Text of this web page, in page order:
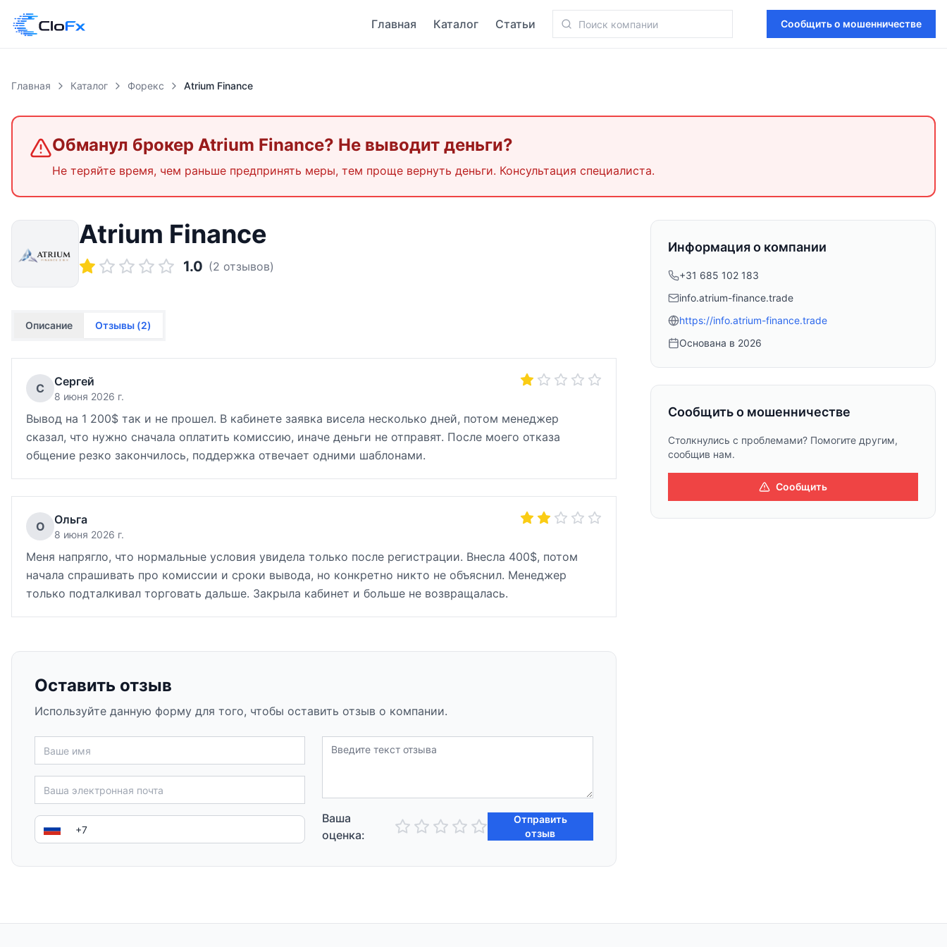
Главная Каталог Статьи Сообщить о мошенничестве
Главная Каталог Форекс Atrium Finance
Обманул брокер Atrium Finance? Не выводит деньги?
Не теряйте время, чем раньше предпринять меры, тем проще вернуть деньги. Консультация специалиста.
Atrium Finance
1.0 (2 отзывов)
Описание Отзывы (2)
С Сергей
8 июня 2026 г.
Вывод на 1 200$ так и не прошел. В кабинете заявка висела несколько дней, потом менеджер
сказал, что нужно сначала оплатить комиссию, иначе деньги не отправят. После моего отказа
общение резко закончилось, поддержка отвечает одними шаблонами.
О Ольга
8 июня 2026 г.
Меня напрягло, что нормальные условия увидела только после регистрации. Внесла 400$, потом
начала спрашивать про комиссии и сроки вывода, но конкретно никто не объяснил. Менеджер
только подталкивал торговать дальше. Закрыла кабинет и больше не возвращалась.
Оставить отзыв
Используйте данную форму для того, чтобы оставить отзыв о компании.
Ваша
оценка:
Отправить
отзыв
Информация о компании
+31 685 102 183
info.atrium-finance.trade
https://info.atrium-finance.trade
Основана в 2026
Сообщить о мошенничестве
Столкнулись с проблемами? Помогите другим,
сообщив нам.
Сообщить